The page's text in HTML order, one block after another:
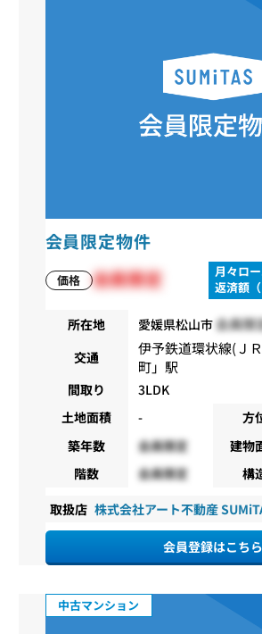
会員限定物件
価格 会員限定
月々ロ
返済額（
所在地 愛媛県松山市会員限
交通 伊予鉄道環状線(Ｊ
町」駅
間取り
3LDK
土地面積
- 方
築年数
会員限定 建物
階数
会員限定 構
取扱店 株式会社アート不動産
会員登録はこちら
中古マンション